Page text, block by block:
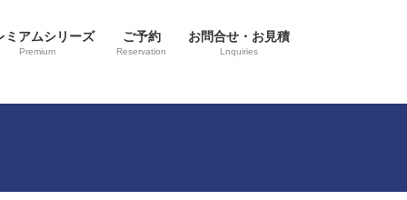
ミアムシリーズ
Premium
ご予約
Reservation
お問合せ・お見積
Lnquiries